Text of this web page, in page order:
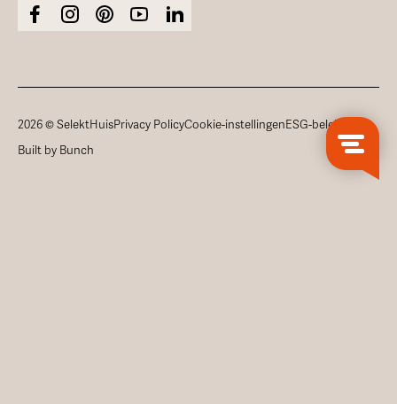
2026 © SelektHuisPrivacy PolicyCookie-instellingenESG-beleid
Built by Bunch